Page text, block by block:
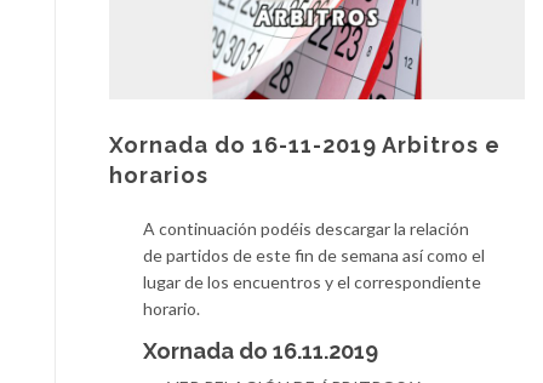
Xornada do 16-11-2019 Arbitros e
horarios
A continuación podéis descargar la relación
de partidos de este fin de semana así como el
lugar de los encuentros y el correspondiente
horario.
Xornada do 16.11.2019